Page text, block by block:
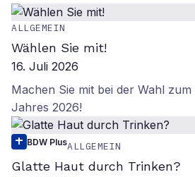
ALLGEMEIN
Wählen Sie mit!
16. Juli 2026
Machen Sie mit bei der Wahl
Jahres 2026!
BDW PlusALLGEMEIN
Glatte Haut durch Trinken?